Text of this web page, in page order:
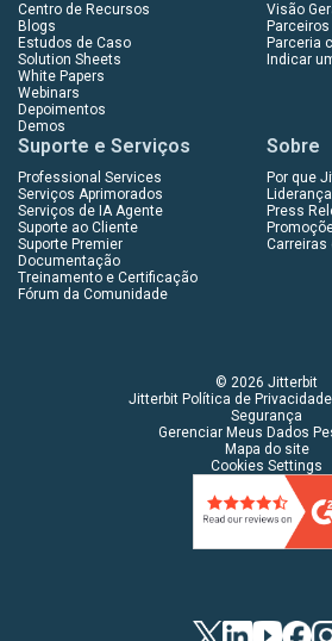
Centro de Recursos
Blogs
Estudos de Caso
Solution Sheets
White Papers
Webinars
Depoimentos
Demos
Visão
Parceria
Indicar
Suporte e Serviços
Professional Services
Serviços Aprimorados
Serviços de IA Agente
Suporte ao Cliente
Suporte Premier
Documentação
Treinamento e Certificação
Fórum da Comunidade
Sobre
Por que
Liderança
Press
Carreiras
© 2026 Jitterbit
Jitterbit Política de
Segurança
Gerenciar Meus Dados
Mapa do site
Cookies Settings
TwitterLinkedIn